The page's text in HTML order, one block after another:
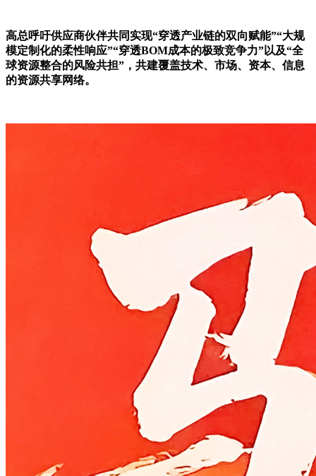
高总呼吁供应商伙伴共同实现“穿透产业链的双向赋能”“大规
模定制化的柔性响应”“穿透BOM成本的极致竞争力”以及“全
球资源整合的风险共担”，共建覆盖技术、市场、资本、信息
的资源共享网络。